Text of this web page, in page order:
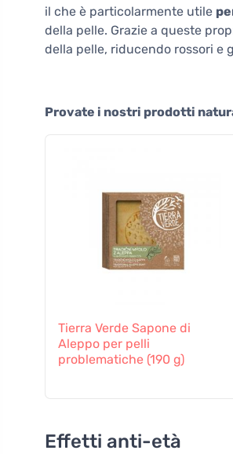
il che è particolarmente utile
della pelle. Grazie a queste
della pelle, riducendo rossori e
Provate i nostri prodotti
Tierra Verde Sapone di
Aleppo per pelli
problematiche (190 g)
Effetti anti-età